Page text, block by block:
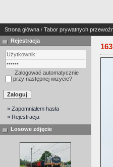
Strona główna / Tabor prywatnych
Rejestracja
Zalogować automatycznie
przy następnej wizycie?
» Zapomniałem hasła
» Rejestracja
Losowe zdjęcie